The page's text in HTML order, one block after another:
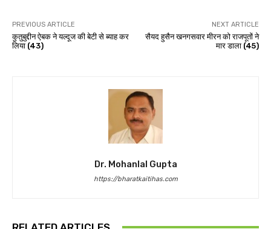
PREVIOUS ARTICLE
कुतुबुद्दीन ऐबक ने यल्दूज की बेटी से ब्याह कर
लिया (43)
NEXT ARTICLE
सैयद हुसैन खनगसवार मीरन को राजपूतों ने
मार डाला (45)
Dr. Mohanlal Gupta
https://bharatkaitihas.com